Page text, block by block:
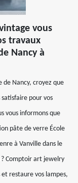
vous
travaux
Nancy à
de Nancy, croyez que
pour vos
vous informons que
pâte de verre École
à Vanville dans le
Comptoir art jewelry
restaure vos lampes,